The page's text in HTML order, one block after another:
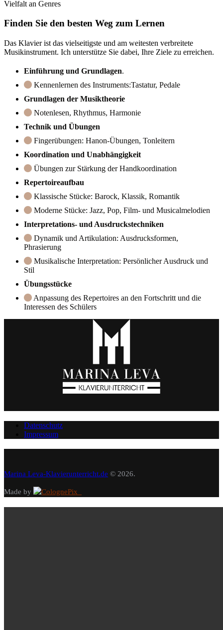
Vielfalt an Genres
Finden Sie den besten Weg zum Lernen
Das Klavier ist das vielseitigste und am weitesten verbreitete
Musikinstrument. Ich unterstütze Sie dabei, Ihre Ziele zu erreichen.
Einführung und Grundlagen.
Kennenlernen des Instruments:Tastatur, Pedale
Grundlagen der Musiktheorie
Notenlesen, Rhythmus, Harmonie
Technik und Übungen
Fingerübungen: Hanon-Übungen, Tonleitern
Koordination und Unabhängigkeit
Übungen zur Stärkung der Handkoordination
Repertoireaufbau
Klassische Stücke: Barock, Klassik, Romantik
Moderne Stücke: Jazz, Pop, Film- und Musicalmelodien
Interpretations- und Ausdruckstechniken
Dynamik und Artikulation: Ausdrucksformen,
Phrasierung
Musikalische Interpretation: Persönlicher Ausdruck und
Stil
Übungsstücke
Anpassung des Repertoires an den Fortschritt und die
Interessen des Schülers
Datenschutz
Impressum
Marina Leva-Klavierunterricht.de © 2026.
Made by